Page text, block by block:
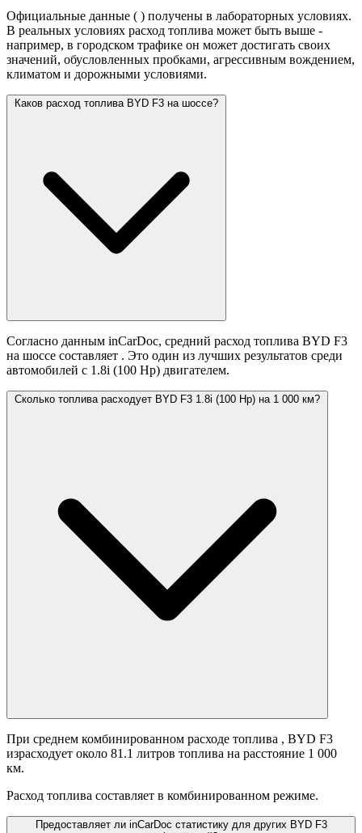
Официальные данные ( ) получены в лабораторных условиях.
В реальных условиях расход топлива может быть выше -
например, в городском трафике он может достигать своих
значений, обусловленных пробками, агрессивным вождением,
климатом и дорожными условиями.
Каков расход топлива BYD F3 на шоссе?
Согласно данным inCarDoc, средний расход топлива BYD F3
на шоссе составляет . Это один из лучших результатов среди
автомобилей с 1.8i (100 Hp) двигателем.
Сколько топлива расходует BYD F3 1.8i (100 Hp) на 1 000 км?
При среднем комбинированном расходе топлива , BYD F3
израсходует около 81.1 литров топлива на расстояние 1 000
км.
Расход топлива составляет в комбинированном режиме.
Предоставляет ли inCarDoc статистику для других BYD F3